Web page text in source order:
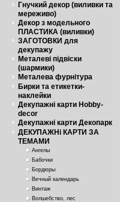
Гнучкий декор (виливки та
мереживо)
Декор з модельного
ПЛАСТИКА (виливки)
ЗАГОТОВКИ для
декупажу
Металеві підвіски
(шармики)
Металева фурнітура
Бирки та етикетки-
наклейки
Декупажні карти Hobby-
decor
Декупажні карти Декопарк
ДЕКУПАЖНі КАРТИ ЗА
ТЕМАМИ
Ангелы
Бабочки
Бордюры
Вечный календарь
Винтаж
Волшебство, лес